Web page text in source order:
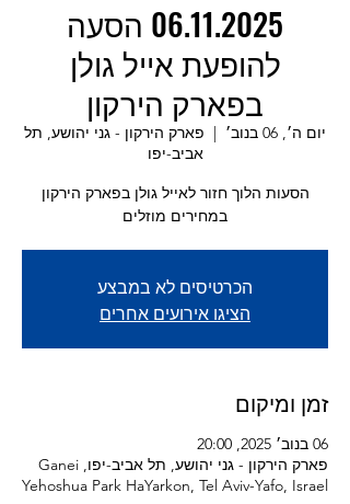
06.11.2025 הסעה
להופעת אייל גולן
בפארק הירקון
יום ה׳, 06 בנוב׳
  |
פארק הירקון - גני יהושע, תל
אביב-יפו
הסעות הלוך חזור לאייל גולן בפארק הירקון
במחירים מוזלים
הכרטיסים לא במבצע
הציגו אירועים אחרים
זמן ומיקום
06 בנוב׳ 2025, 20:00
פארק הירקון - גני יהושע, תל אביב-יפו, Ganei
Yehoshua Park HaYarkon, Tel Aviv-Yafo, Israel